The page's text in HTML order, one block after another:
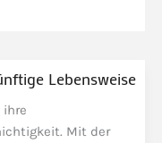
Lebensweise
Mit der